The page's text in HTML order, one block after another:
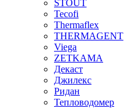
STOUT
Tecofi
Thermaflex
THERMAGENT
Viega
ZETKAMA
Декаст
Джилекс
Ридан
Тепловодомер